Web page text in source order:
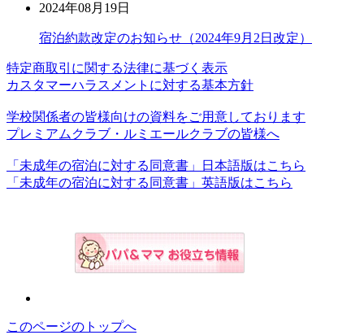
2024年08月19日
宿泊約款改定のお知らせ（2024年9月2日改定）
特定商取引に関する法律に基づく表示
カスタマーハラスメントに対する基本方針
学校関係者の皆様向けの資料をご用意しております
プレミアムクラブ・ルミエールクラブの皆様へ
「未成年の宿泊に対する同意書」日本語版はこちら
「未成年の宿泊に対する同意書」英語版はこちら
このページのトップへ